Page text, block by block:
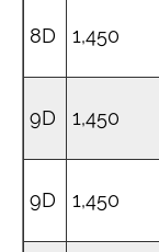
8D 1,450
9D 1,450
9D 1,450